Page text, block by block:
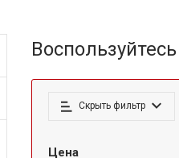
Скрыть фильтр
Цена